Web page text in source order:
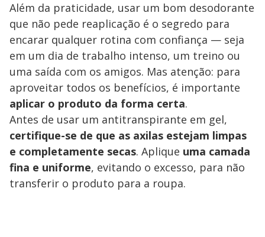
Além da praticidade, usar um bom desodorante
que não pede reaplicação é o segredo para
encarar qualquer rotina com confiança — seja
em um dia de trabalho intenso, um treino ou
uma saída com os amigos. Mas atenção: para
aproveitar todos os benefícios, é importante
aplicar o produto da forma certa.
Antes de usar um antitranspirante em gel,
certifique-se de que as axilas estejam limpas
e completamente secas. Aplique uma camada
fina e uniforme, evitando o excesso, para não
transferir o produto para a roupa.